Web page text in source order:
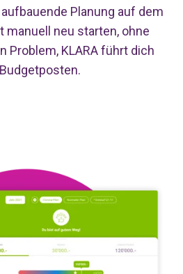
Planung auf dem
manuell neu starten, ohne
Problem, KLARA führt dich